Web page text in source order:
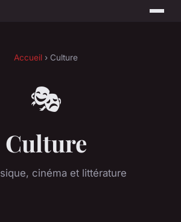
Accueil › Culture
🎭
Culture
cinéma et littérature